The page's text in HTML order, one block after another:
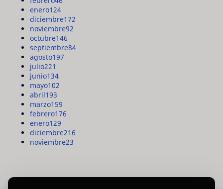
enero124
diciembre172
noviembre92
octubre146
septiembre84
agosto197
julio221
junio134
mayo102
abril193
marzo159
febrero176
enero129
diciembre216
noviembre23